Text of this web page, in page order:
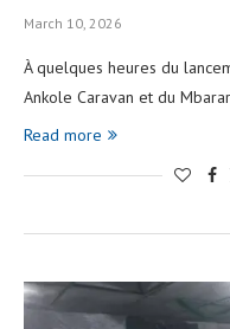
March 10, 2026
À quelques heures du
Ankole Caravan et du
Read more